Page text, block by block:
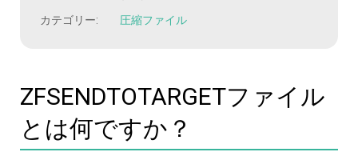
カテゴリー: 圧縮ファイル
ZFSENDTOTARGETファイル
とは何ですか？